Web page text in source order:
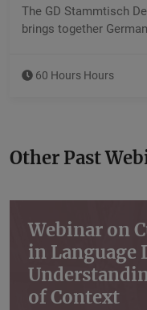
Devkaran
5.00
The GD Stammtisch
brings together
60 Hours Hours
Other Past
Webinar on
in Language
of Context